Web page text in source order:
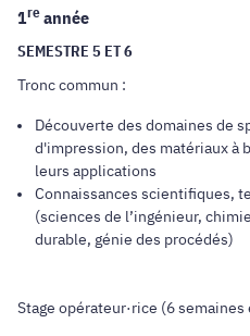
1reannée
SEMESTRE 5 ET 6
Tronc commun :
Découverte des domaines de
d'impression, des matériaux à
leurs applications
Connaissances scientifiques,
(sciences de l’ingénieur,
durable, génie des procédés)
Stage opérateur·rice (6